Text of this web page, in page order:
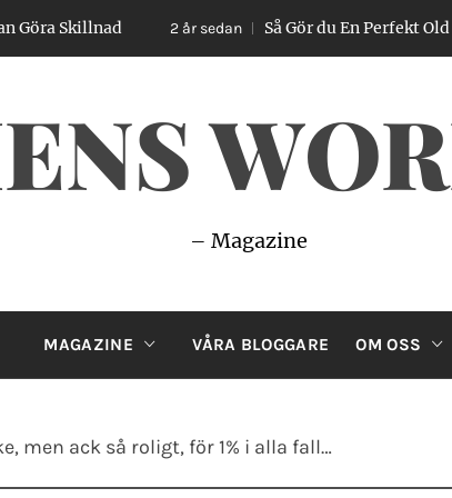
2 år sedan Så Gör du En Perfekt Old
– Magazine
MAGAZINE VÅRA BLOGGARE OM OSS
men ack så roligt, för 1% i alla fall…